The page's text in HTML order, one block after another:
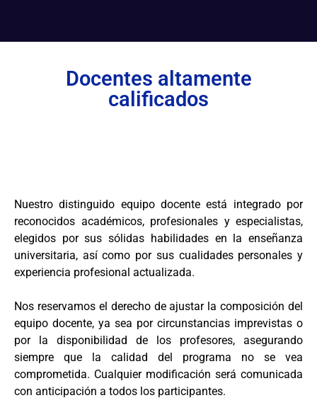
Docentes altamente
calificados
Nuestro distinguido equipo docente está integrado por
reconocidos académicos, profesionales y especialistas,
elegidos por sus sólidas habilidades en la enseñanza
universitaria, así como por sus cualidades personales y
experiencia profesional actualizada.
Nos reservamos el derecho de ajustar la composición del
equipo docente, ya sea por circunstancias imprevistas o
por la disponibilidad de los profesores, asegurando
siempre que la calidad del programa no se vea
comprometida. Cualquier modificación será comunicada
con anticipación a todos los participantes.